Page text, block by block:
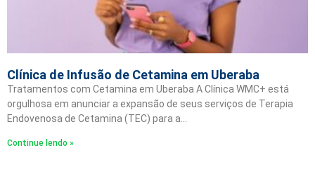
Clínica de Infusão de Cetamina em Uberaba
Tratamentos com Cetamina em Uberaba A Clínica WMC+ está
orgulhosa em anunciar a expansão de seus serviços de Terapia
Endovenosa de Cetamina (TEC) para a…
Continue lendo »